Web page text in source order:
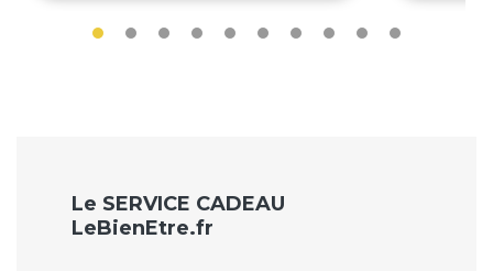
Le SERVICE CADEAU
LeBienEtre.fr